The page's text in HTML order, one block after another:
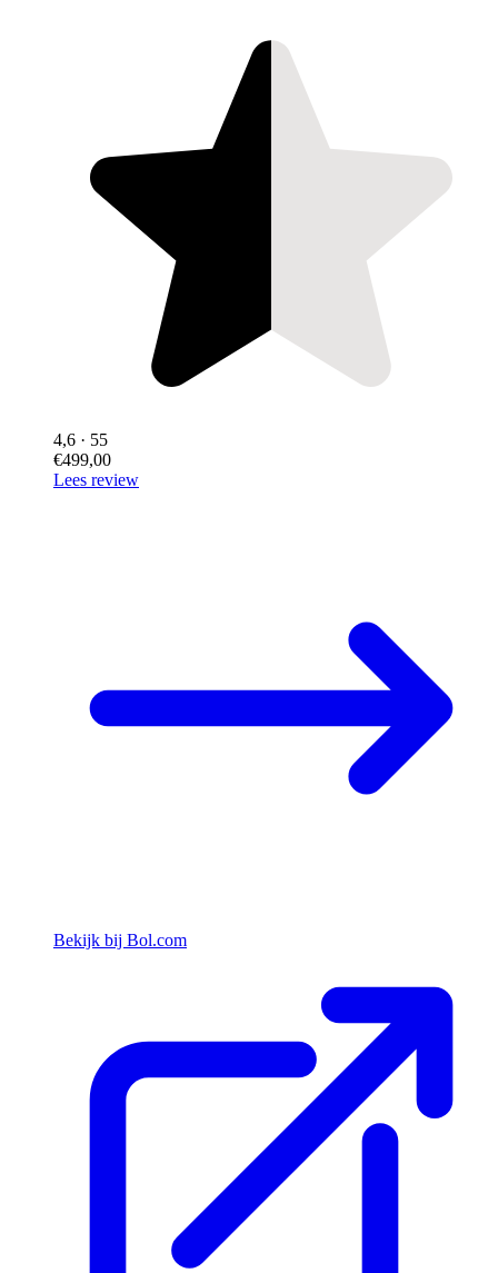
4,6 · 55
€499,00
Lees review
Bekijk bij Bol.com